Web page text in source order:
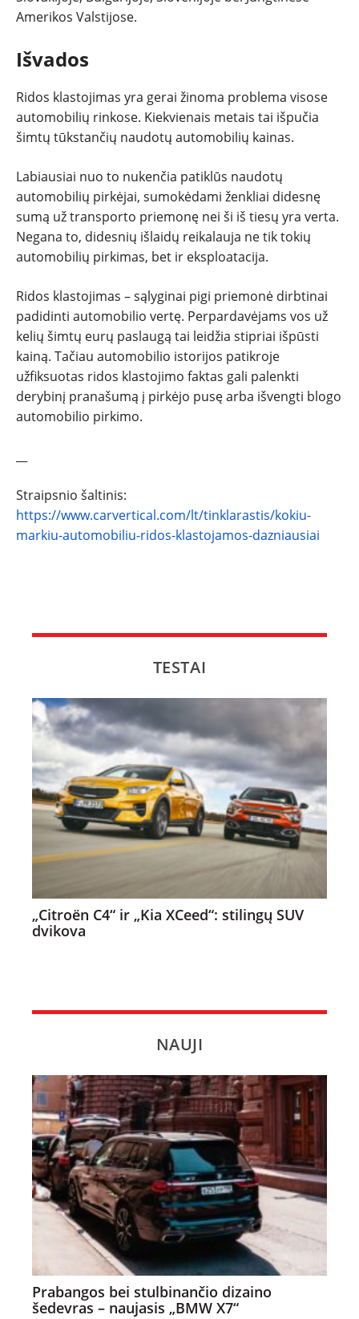
Amerikos Valstijose.
Išvados
Ridos klastojimas yra gerai žinoma problema visose
automobilių rinkose. Kiekvienais metais tai išpučia
šimtų tūkstančių naudotų automobilių kainas.
Labiausiai nuo to nukenčia patiklūs naudotų
automobilių pirkėjai, sumokėdami ženkliai didesnę
sumą už transporto priemonę nei ši iš tiesų yra verta.
Negana to, didesnių išlaidų reikalauja ne tik tokių
automobilių pirkimas, bet ir eksploatacija.
Ridos klastojimas – sąlyginai pigi priemonė dirbtinai
padidinti automobilio vertę. Perpardavėjams vos už
kelių šimtų eurų paslaugą tai leidžia stipriai išpūsti
kainą. Tačiau automobilio istorijos patikroje
užfiksuotas ridos klastojimo faktas gali palenkti
derybinį pranašumą į pirkėjo pusę arba išvengti blogo
automobilio pirkimo.
Straipsnio šaltinis:
https://www.carvertical.com/lt/tinklarastis/kokiu-
markiu-automobiliu-ridos-klastojamos-dazniausiai
TESTAI
„Citroën C4“ ir „Kia XCeed“: stilingų SUV
dvikova
NAUJI
Prabangos bei stulbinančio dizaino
šedevras – naujasis „BMW X7“